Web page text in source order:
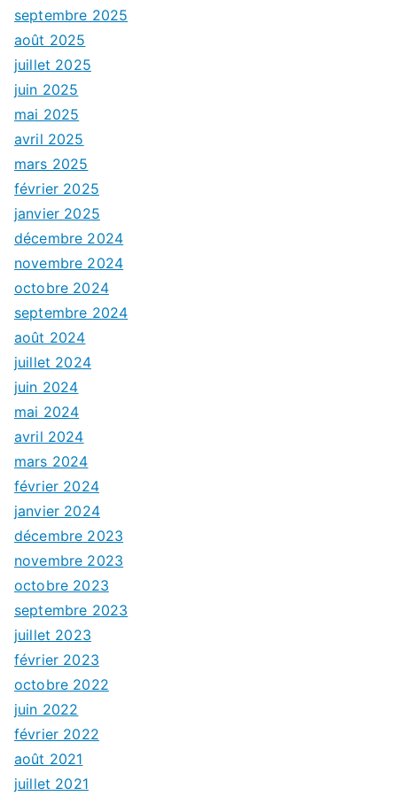
septembre 2025
août 2025
juillet 2025
juin 2025
mai 2025
avril 2025
mars 2025
février 2025
janvier 2025
décembre 2024
novembre 2024
octobre 2024
septembre 2024
août 2024
juillet 2024
juin 2024
mai 2024
avril 2024
mars 2024
février 2024
janvier 2024
décembre 2023
novembre 2023
octobre 2023
septembre 2023
juillet 2023
février 2023
octobre 2022
juin 2022
février 2022
août 2021
juillet 2021